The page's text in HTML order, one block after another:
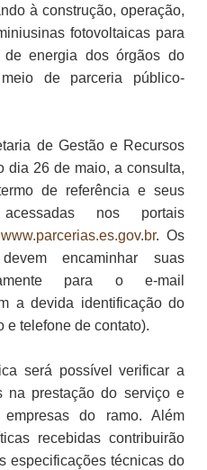
à construção, operação,
fotovoltaicas para
de energia dos órgãos do
de parceria público-
de Gestão e Recursos
dia 26 de maio, a consulta,
de referência e seus
nos portais
www.parcerias.es.gov.br. Os
encaminhar suas
para o e-mail
a devida identificação do
e telefone de contato).
será possível verificar a
na prestação do serviço e
do ramo. Além
recebidas contribuirão
especificações técnicas do